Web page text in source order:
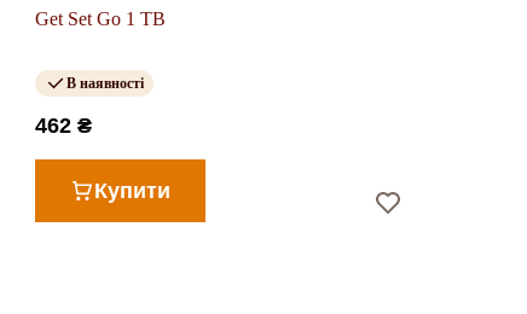
Get Set Go 1 TB
В наявності
462 ₴
Купити